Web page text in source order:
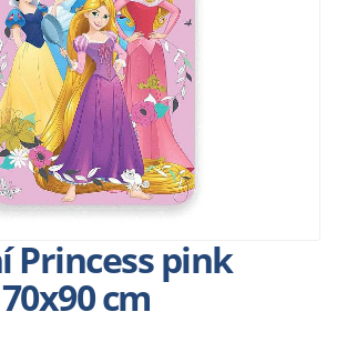
Princess pink
cm